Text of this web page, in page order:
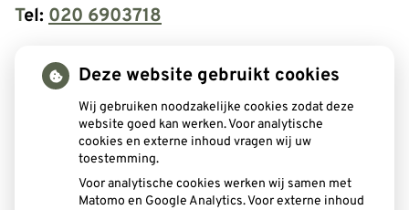
Tel: 020 6903718
Openingstijden
Maandag:
08:00 - 16:00
08:00 - 16:00
Woensdag:
08:00 - 16:00
Donderdag:
08:00 - 16:00
Deze website gebruikt cookies
Wij gebruiken noodzakelijke cookies zodat deze
website goed kan werken. Voor analytische
cookies en externe inhoud vragen wij uw
toestemming.
Voor analytische cookies werken wij samen met
Matomo en Google Analytics. Voor externe inhoud